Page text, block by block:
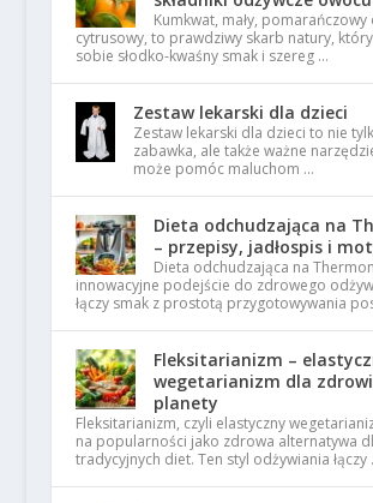
Kumkwat, mały, pomarańczowy
cytrusowy, to prawdziwy skarb natury, który
sobie słodko-kwaśny smak i szereg …
Zestaw lekarski dla dzieci
Zestaw lekarski dla dzieci to nie
zabawka, ale także ważne
może pomóc maluchom …
Dieta odchudzająca na
– przepisy, jadłospis i
Dieta odchudzająca na
innowacyjne podejście do zdrowego
łączy smak z prostotą przygotowywania
Fleksitarianizm –
wegetarianizm dla
planety
Fleksitarianizm, czyli elastyczny
na popularności jako zdrowa alternatywa
tradycyjnych diet. Ten styl odżywiania łączy